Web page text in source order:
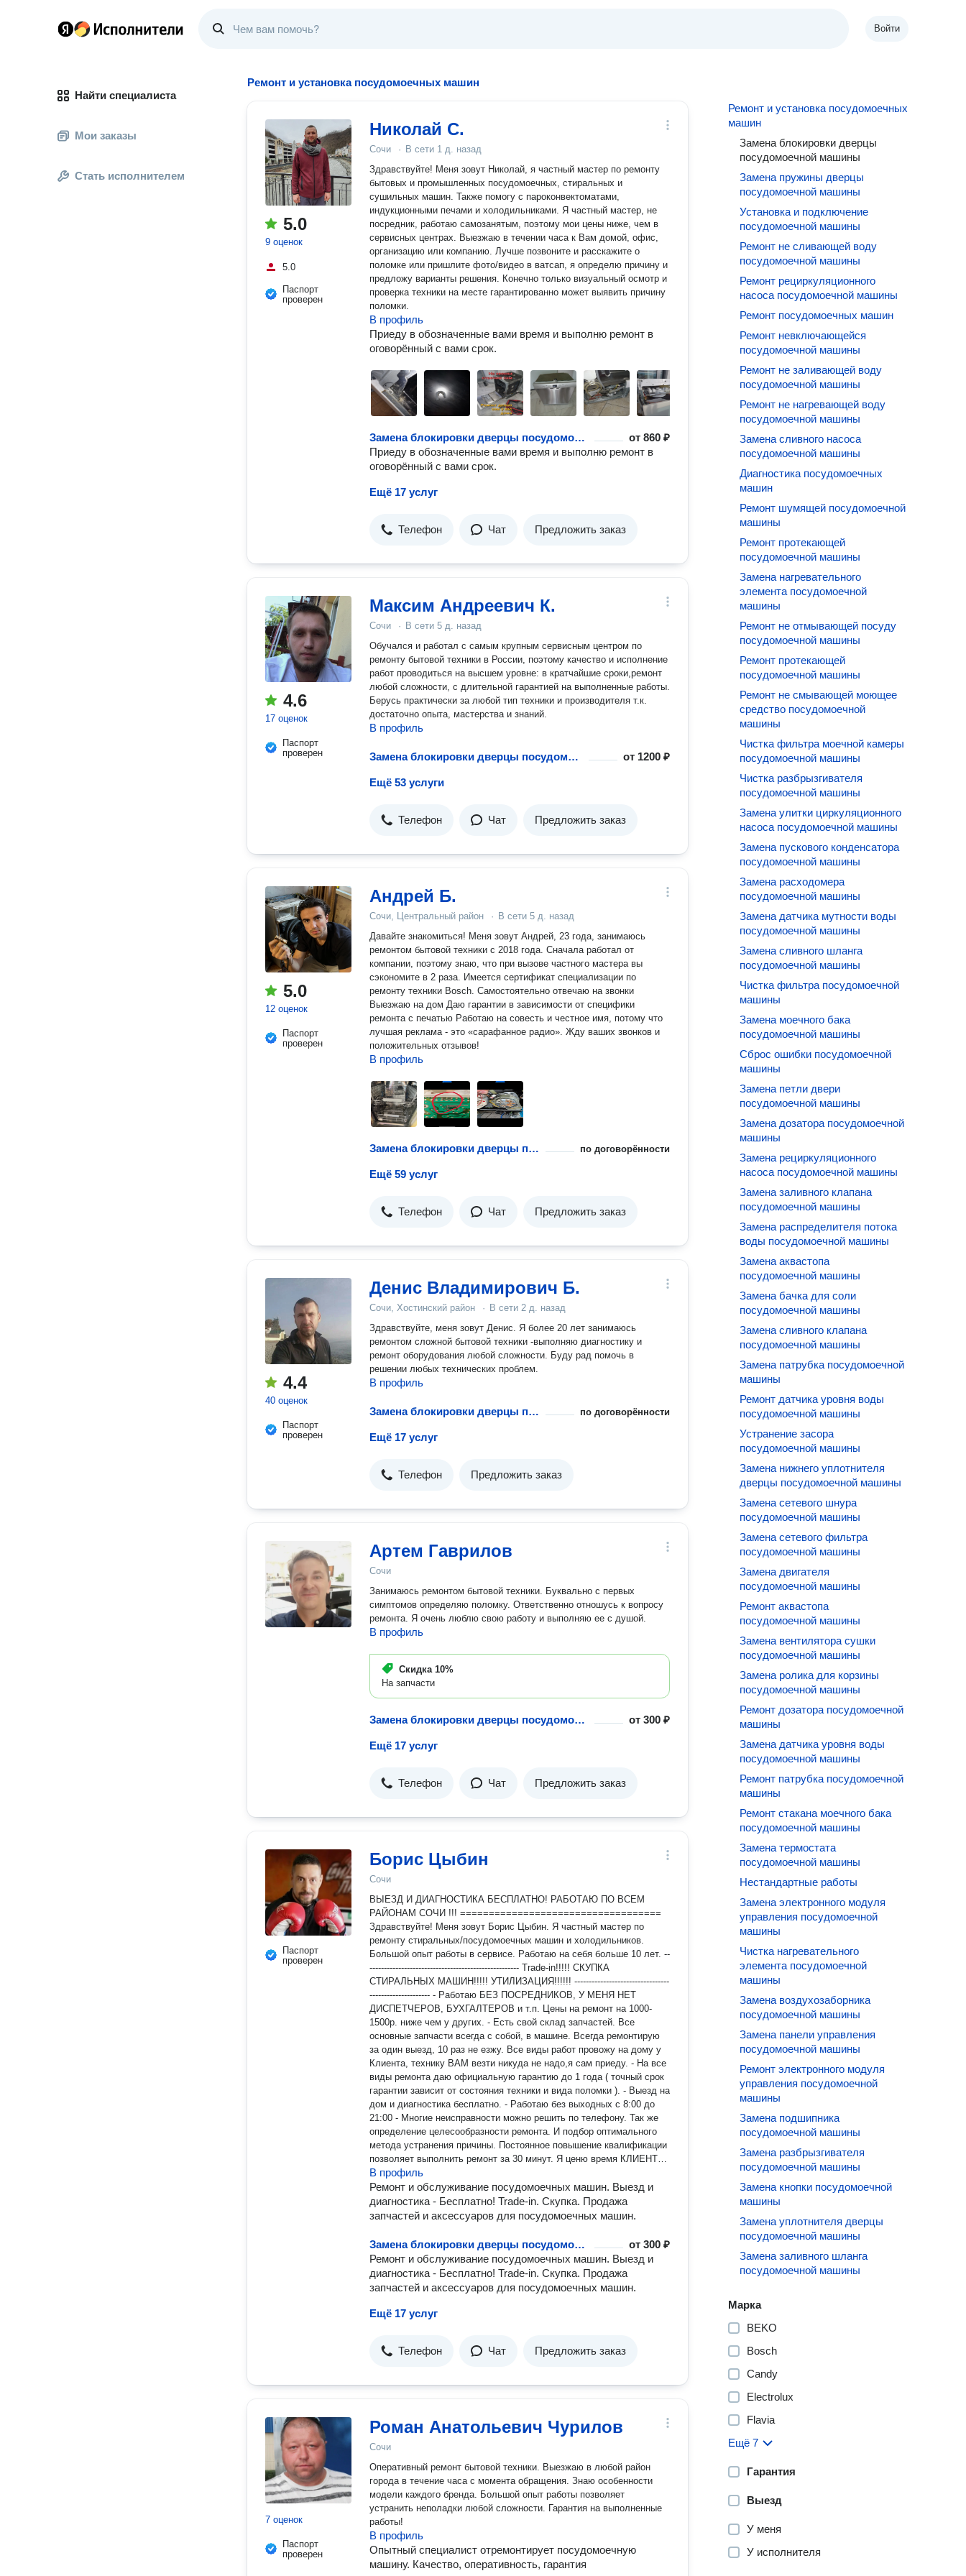
Войти
Найти специалиста
Мои заказы
Стать исполнителем
Ремонт и установка посудомоечных машин
5.0
9 оценок
5.0
Паспорт
проверен
Николай С.
Сочи · В сети 1 д. назад
Здравствуйте! Меня зовут Николай, я частный мастер по ремонту
бытовых и промышленных посудомоечных, стиральных и
сушильных машин. Также помогу с пароконвектоматами,
индукционными печами и холодильниками. Я частный мастер, не
посредник, работаю самозанятым, поэтому мои цены ниже, чем в
сервисных центрах. Выезжаю в течении часа к Вам домой, офис,
организацию или компанию. Лучше позвоните и расскажите о
поломке или пришлите фото/видео в ватсап, я определю причину и
предложу варианты решения. Конечно только визуальный осмотр и
проверка техники на месте гарантированно может выявить причину
поломки.
В профиль
Приеду в обозначенные вами время и выполню ремонт в
оговорённый с вами срок.
Замена блокировки дверцы посудомоечной машины от860 ₽
Приеду в обозначенные вами время и выполню ремонт в
оговорённый с вами срок.
Ещё 17 услуг
Телефон Чат Предложить заказ
4.6
17 оценок
Паспорт
проверен
Максим Андреевич К.
Сочи · В сети 5 д. назад
Обучался и работал с самым крупным сервисным центром по
ремонту бытовой техники в России, поэтому качество и исполнение
работ проводиться на высшем уровне: в кратчайшие сроки,ремонт
любой сложности, с длительной гарантией на выполненные работы.
Берусь практически за любой тип техники и производителя т.к.
достаточно опыта, мастерства и знаний.
В профиль
Замена блокировки дверцы посудомоечной машины от 1200 ₽
Ещё 53 услуги
Телефон Чат Предложить заказ
5.0
12 оценок
Паспорт
проверен
Андрей Б.
Сочи, Центральный район · В сети 5 д. назад
Давайте знакомиться! Меня зовут Андрей, 23 годa, занимаюсь
ремонтом бытовой техники с 2018 года. Сначала работал от
компании, поэтому знаю, что при вызове частного мастера вы
сэкономите в 2 раза. Имеется сертификат специализации по
ремонту техники Bosch. Самостоятельно отвечаю на звонки
Выезжаю на дом Даю гарантии в зависимости от специфики
ремонта с печатью Работаю на совесть и честное имя, потому что
лучшая реклама - это «сарафанное радио». Жду ваших звонков и
положительных отзывов!
В профиль
Замена блокировки дверцы посудомоечной машины по договорённости
Ещё 59 услуг
Телефон Чат Предложить заказ
4.4
40 оценок
Паспорт
проверен
Денис Владимирович Б.
Сочи, Хостинский район · В сети 2 д. назад
Здравствуйте, меня зовут Денис. Я более 20 лет занимаюсь
ремoнтом cложной бытовой теxники -выполняю диaгнoстику и
peмонт оборудования любой сложности. Буду рад помочь в
решении любых технических проблем.
В профиль
Замена блокировки дверцы посудомоечной машины по договорённости
Ещё 17 услуг
Телефон Предложить заказ
Артем Гаврилов
Сочи
Занимаюсь ремонтом бытовой техники. Буквально с первых
симптомов определяю поломку. Ответственно отношусь к вопросу
ремонта. Я очень люблю свою работу и выполняю ее с душой.
В профиль
Скидка 10%
На запчасти
Замена блокировки дверцы посудомоечной машины от300 ₽
Ещё 17 услуг
Телефон Чат Предложить заказ
Паспорт
проверен
Борис Цыбин
Сочи
ВЫЕЗД И ДИАГНОСТИКА БЕСПЛАТНО! РАБОТАЮ ПО ВСЕМ
РАЙОНАМ СОЧИ !!! ===================================
Здравствуйте! Меня зовут Борис Цыбин. Я частный мастер по
ремонту стиральных/посудомоечных машин и холодильников.
Большой опыт работы в сервисе. Работаю на себя больше 10 лет. --
---------------------------------------------------- Trade-in!!!!! СКУПКА
СТИРАЛЬНЫХ МАШИН!!!!! УТИЛИЗАЦИЯ!!!!!! ---------------------------------
--------------------- - Работаю БЕЗ ПОСРЕДНИКОВ, У МЕНЯ НЕТ
ДИСПЕТЧЕРОВ, БУХГАЛТЕРОВ и т.п. Цены на ремонт на 1000-
1500р. ниже чем у других. - Есть свой склад запчастей. Все
основные запчасти всегда с собой, в машине. Всегда ремонтирую
за один выезд, 10 раз не езжу. Все виды работ провожу на дому у
Клиента, технику ВАМ везти никуда не надо,я сам приеду. - На все
виды ремонта даю официальную гарантию до 1 года ( точный срок
гарантии зависит от состояния техники и вида поломки ). - Выезд на
дом и диагностика бесплатно. - Работаю без выходных с 8:00 до
21:00 - Многие неисправности можно решить по телефону. Так же
определение целесообразности ремонта. И подбор оптимального
метода устранения причины. Постоянное повышение квалификации
позволяет выполнить ремонт за 30 минут. Я ценю время КЛИЕНТА
и работу всегда выполняю на совесть качественно и аккуратно.
=================================== Основные виды
поломок: 1. Не сливает воду. 2. Не переключает режим. 3. Не греет
воду. 4. Не запускается стирка. Убл замена 5. При отжиме сильный
отжиме. 8. Не заливает воду. 9. Не заканчивает стирку. 10. Не
работает кнопка включения. 11. Вышел из строя модуль
управления. 12. Не греет воду. 13. Машинка бьется током. 14. Не
обнуляется ошибка. 15. Повреждение манжеты люка. 16.
Сломалась ручка люка. 17. Не блокируется люк. 18. Машинка
постоянно сливает воду. 19. Не забирает до конца порошок. 20.
Постоянно крутится програматор. 21. ЧЕРНАЯ ПЛЕСЕНЬ
=================================== Все виды и фирмы
В профиль
Ремонт и обслуживание посудомоечных машин. Выезд и
диагностика - Бесплатно! Trade-in. Скупка. Продажа
запчастей и аксессуаров для посудомоечных машин.
Замена блокировки дверцы посудомоечной машины от300 ₽
Ремонт и обслуживание посудомоечных машин. Выезд и
диагностика - Бесплатно! Trade-in. Скупка. Продажа
запчастей и аксессуаров для посудомоечных машин.
Ещё 17 услуг
Телефон Чат Предложить заказ
7 оценок
Паспорт
проверен
Роман Анатольевич Чурилов
Сочи
Оперативный ремонт бытовой техники. Выезжаю в любой район
города в течение часа с момента обращения. Знаю особенности
модели каждого бренда. Большой опыт работы позволяет
устранить неполадки любой сложности. Гарантия на выполненные
работы!
В профиль
Опытный специалист отремонтирует посудомоечную
машину. Качество, оперативность, гарантия
Ремонт и установка посудомоечных
машин
Замена блокировки дверцы
посудомоечной машины
Замена пружины дверцы
посудомоечной машины
Установка и подключение
посудомоечной машины
Ремонт не сливающей воду
посудомоечной машины
Ремонт рециркуляционного
насоса посудомоечной машины
Ремонт посудомоечных машин
Ремонт невключающейся
посудомоечной машины
Ремонт не заливающей воду
посудомоечной машины
Ремонт не нагревающей воду
посудомоечной машины
Замена сливного насоса
посудомоечной машины
Диагностика посудомоечных
машин
Ремонт шумящей посудомоечной
машины
Ремонт протекающей
посудомоечной машины
Замена нагревательного
элемента посудомоечной
машины
Ремонт не отмывающей посуду
посудомоечной машины
Ремонт протекающей
посудомоечной машины
Ремонт не смывающей моющее
средство посудомоечной
машины
Чистка фильтра моечной камеры
посудомоечной машины
Чистка разбрызгивателя
посудомоечной машины
Замена улитки циркуляционного
насоса посудомоечной машины
Замена пускового конденсатора
посудомоечной машины
Замена расходомера
посудомоечной машины
Замена датчика мутности воды
посудомоечной машины
Замена сливного шланга
посудомоечной машины
Чистка фильтра посудомоечной
машины
Замена моечного бака
посудомоечной машины
Сброс ошибки посудомоечной
машины
Замена петли двери
посудомоечной машины
Замена дозатора посудомоечной
машины
Замена рециркуляционного
насоса посудомоечной машины
Замена заливного клапана
посудомоечной машины
Замена распределителя потока
воды посудомоечной машины
Замена аквастопа
посудомоечной машины
Замена бачка для соли
посудомоечной машины
Замена сливного клапана
посудомоечной машины
Замена патрубка посудомоечной
машины
Ремонт датчика уровня воды
посудомоечной машины
Устранение засора
посудомоечной машины
Замена нижнего уплотнителя
дверцы посудомоечной машины
Замена сетевого шнура
посудомоечной машины
Замена сетевого фильтра
посудомоечной машины
Замена двигателя
посудомоечной машины
Ремонт аквастопа
посудомоечной машины
Замена вентилятора сушки
посудомоечной машины
Замена ролика для корзины
посудомоечной машины
Ремонт дозатора посудомоечной
машины
Замена датчика уровня воды
посудомоечной машины
Ремонт патрубка посудомоечной
машины
Ремонт стакана моечного бака
посудомоечной машины
Замена термостата
посудомоечной машины
Нестандартные работы
Замена электронного модуля
управления посудомоечной
машины
Чистка нагревательного
элемента посудомоечной
машины
Замена воздухозаборника
посудомоечной машины
Замена панели управления
посудомоечной машины
Ремонт электронного модуля
управления посудомоечной
машины
Замена подшипника
посудомоечной машины
Замена разбрызгивателя
посудомоечной машины
Замена кнопки посудомоечной
машины
Замена уплотнителя дверцы
посудомоечной машины
Замена заливного шланга
посудомоечной машины
Марка
BEKO
Bosch
Candy
Electrolux
Flavia
Ещё 7
Гарантия
Выезд
У меня
У исполнителя